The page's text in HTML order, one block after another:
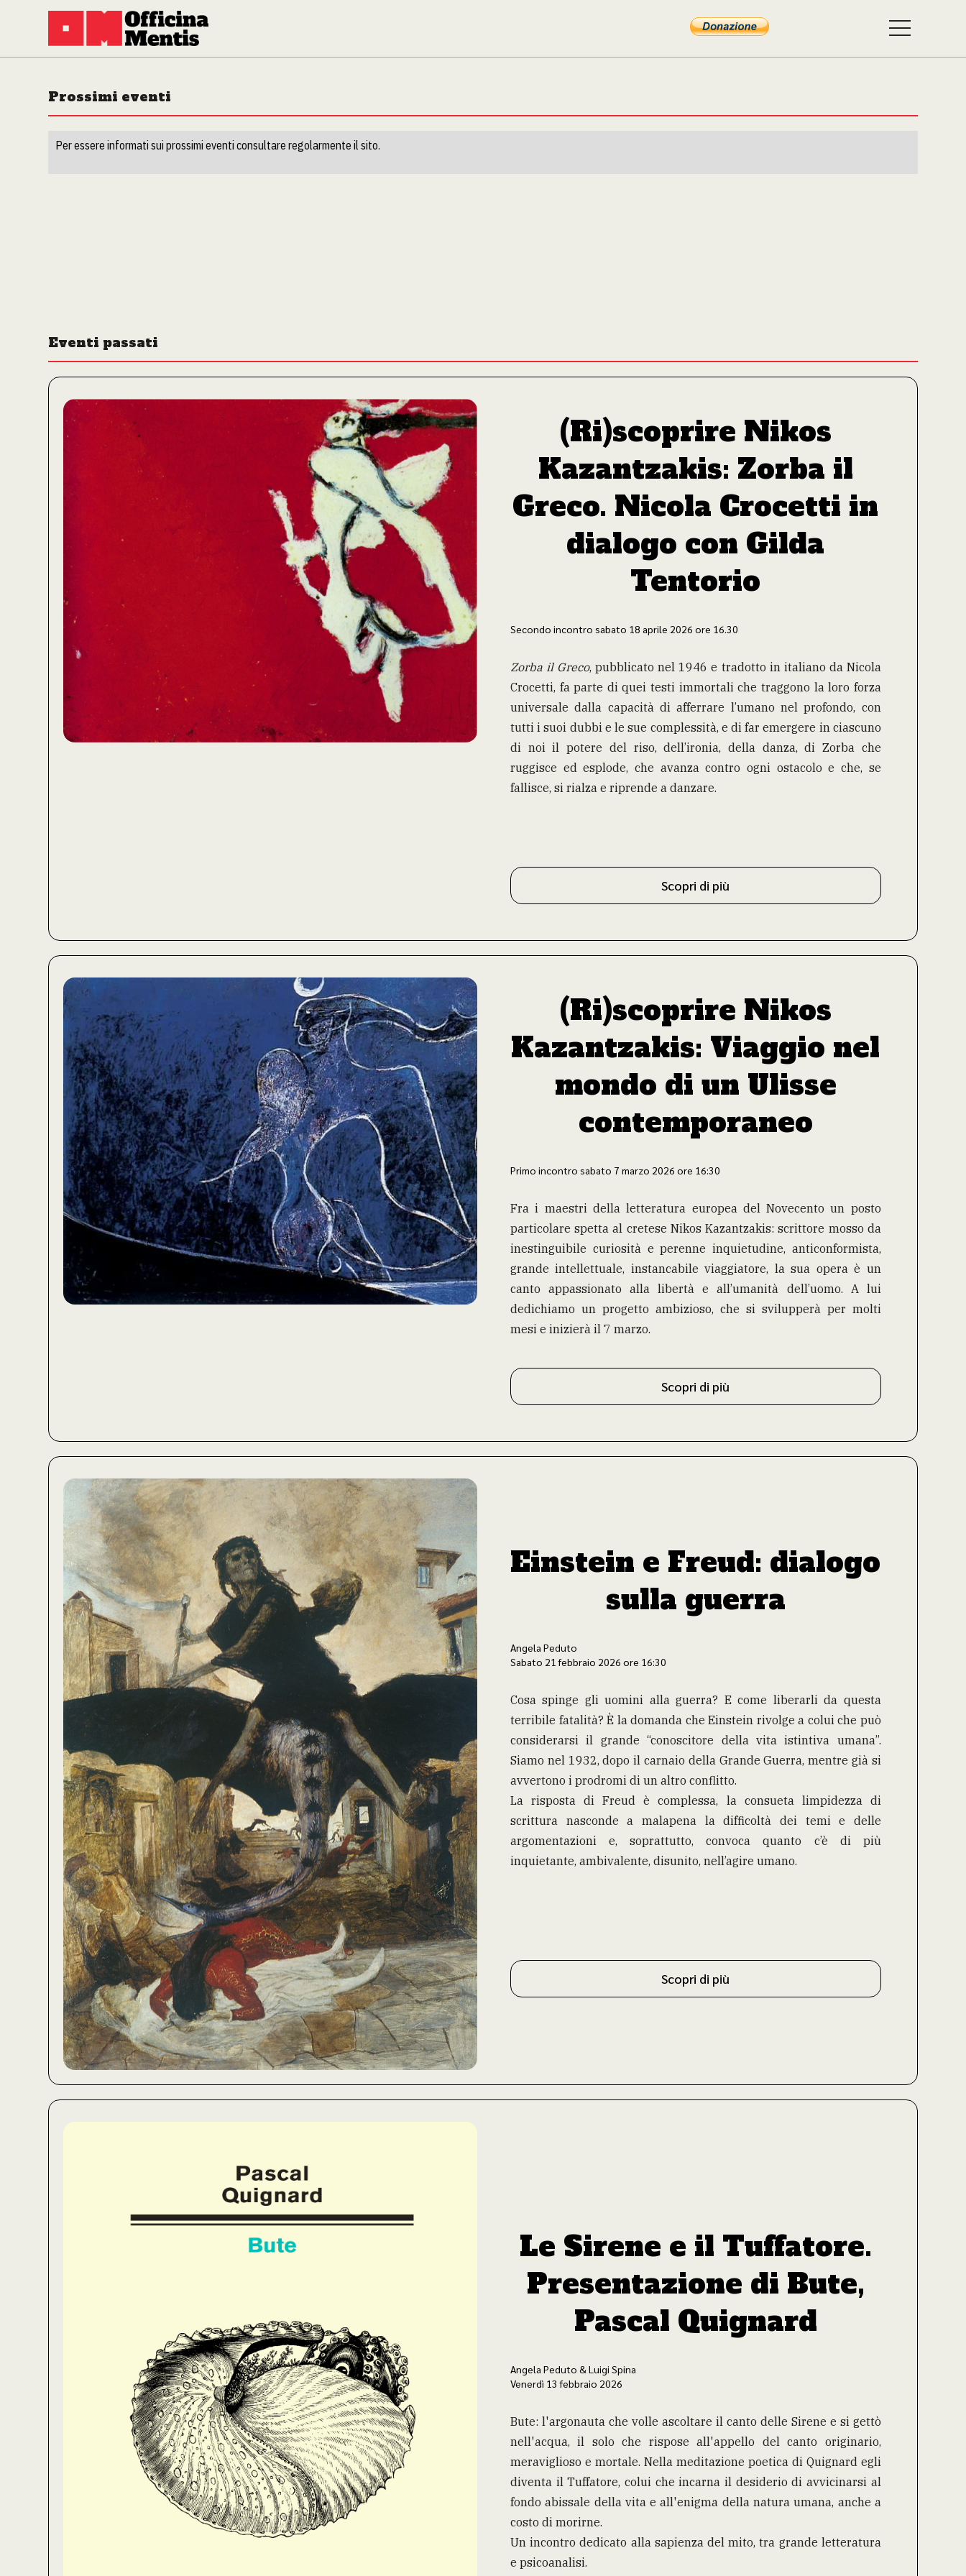
Prossimi eventi
Per essere informati sui prossimi eventi consultare regolarmente il sito.
Eventi passati
(Ri)scoprire Nikos
Kazantzakis: Zorba il
Greco. Nicola Crocetti in
dialogo con Gilda
Tentorio
Secondo incontro sabato 18 aprile 2026 ore 16.30
Zorba il Greco, pubblicato nel 1946 e tradotto in italiano da Nicola
Crocetti, fa parte di quei testi immortali che traggono la loro forza
universale dalla capacità di afferrare l’umano nel profondo, con
tutti i suoi dubbi e le sue complessità, e di far emergere in ciascuno
di noi il potere del riso, dell’ironia, della danza, di Zorba che
ruggisce ed esplode, che avanza contro ogni ostacolo e che, se
fallisce, si rialza e riprende a danzare.
Scopri di più
(Ri)scoprire Nikos
Kazantzakis: Viaggio nel
mondo di un Ulisse
contemporaneo
Primo incontro sabato 7 marzo 2026 ore 16:30
Fra i maestri della letteratura europea del Novecento un posto
particolare spetta al cretese Nikos Kazantzakis: scrittore mosso da
inestinguibile curiosità e perenne inquietudine, anticonformista,
grande intellettuale, instancabile viaggiatore, la sua opera è un
canto appassionato alla libertà e all’umanità dell’uomo. A lui
dedichiamo un progetto ambizioso, che si svilupperà per molti
mesi e inizierà il 7 marzo.
Scopri di più
Einstein e Freud: dialogo
sulla guerra
Angela Peduto
Sabato 21 febbraio 2026 ore 16:30
Cosa spinge gli uomini alla guerra? E come liberarli da questa
terribile fatalità? È la domanda che Einstein rivolge a colui che può
considerarsi il grande “conoscitore della vita istintiva umana”.
Siamo nel 1932, dopo il carnaio della Grande Guerra, mentre già si
avvertono i prodromi di un altro conflitto.
La risposta di Freud è complessa, la consueta limpidezza di
scrittura nasconde a malapena la difficoltà dei temi e delle
argomentazioni e, soprattutto, convoca quanto c’è di più
inquietante, ambivalente, disunito, nell’agire umano.
Scopri di più
Le Sirene e il Tuffatore.
Presentazione di Bute,
Pascal Quignard
Angela Peduto & Luigi Spina
Venerdì 13 febbraio 2026
Bute: l'argonauta che volle ascoltare il canto delle Sirene e si gettò
nell'acqua, il solo che rispose all'appello del canto originario,
meraviglioso e mortale. Nella meditazione poetica di Quignard egli
diventa il Tuffatore, colui che incarna il desiderio di avvicinarsi al
fondo abissale della vita e all'enigma della natura umana, anche a
costo di morirne.
Un incontro dedicato alla sapienza del mito, tra grande letteratura
e psicoanalisi.